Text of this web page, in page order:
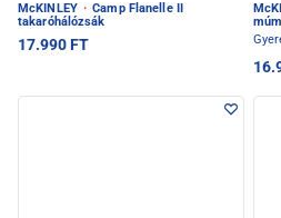
McKINLEY · Camp Flanelle II
takaróhálózsák
17.990 FT